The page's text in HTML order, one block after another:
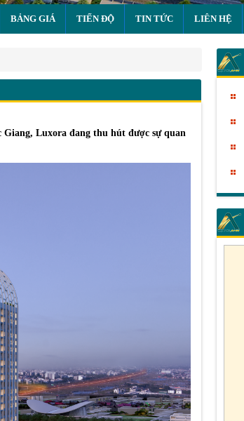
BẢNG GIÁ TIẾN ĐỘ TIN TỨC LIÊN HỆ
Luxora đang thu hút được sự quan